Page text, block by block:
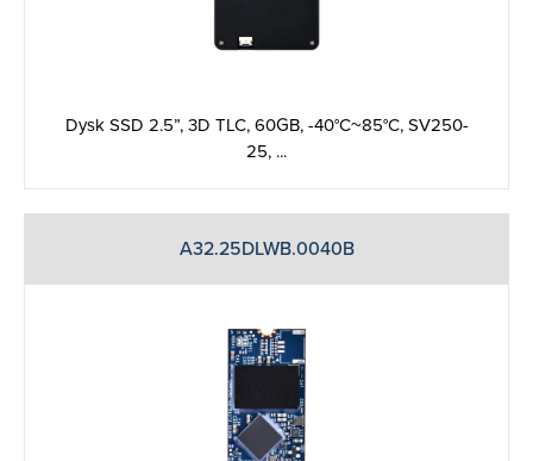
Dysk SSD 2.5”, 3D TLC, 60GB, -40°C~85°C, SV250-
25, ...
A32.25DLWB.0040B